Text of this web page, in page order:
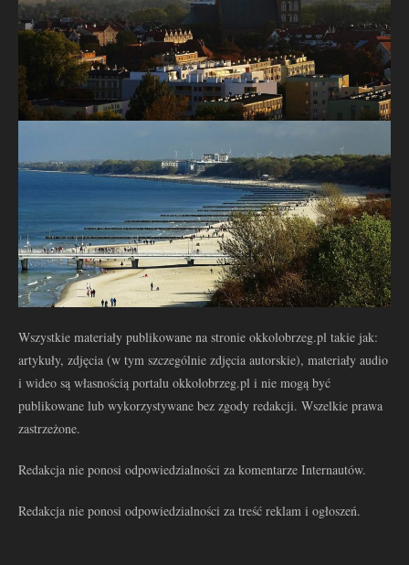
Wszystkie materiały publikowane na stronie okkolobrzeg.pl takie jak:
artykuły, zdjęcia (w tym szczególnie zdjęcia autorskie), materiały audio
i wideo są własnością portalu okkolobrzeg.pl i nie mogą być
publikowane lub wykorzystywane bez zgody redakcji. Wszelkie prawa
zastrzeżone.
Redakcja nie ponosi odpowiedzialności za komentarze Internautów.
Redakcja nie ponosi odpowiedzialności za treść reklam i ogłoszeń.